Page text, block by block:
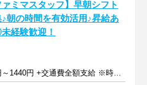
ァミマスタッフ】早朝シフト
朝の時間を有効活用♪昇給あ
経験歓迎！
時給1240円～1440円 +交通費全額支給 ※時間帯手当含む